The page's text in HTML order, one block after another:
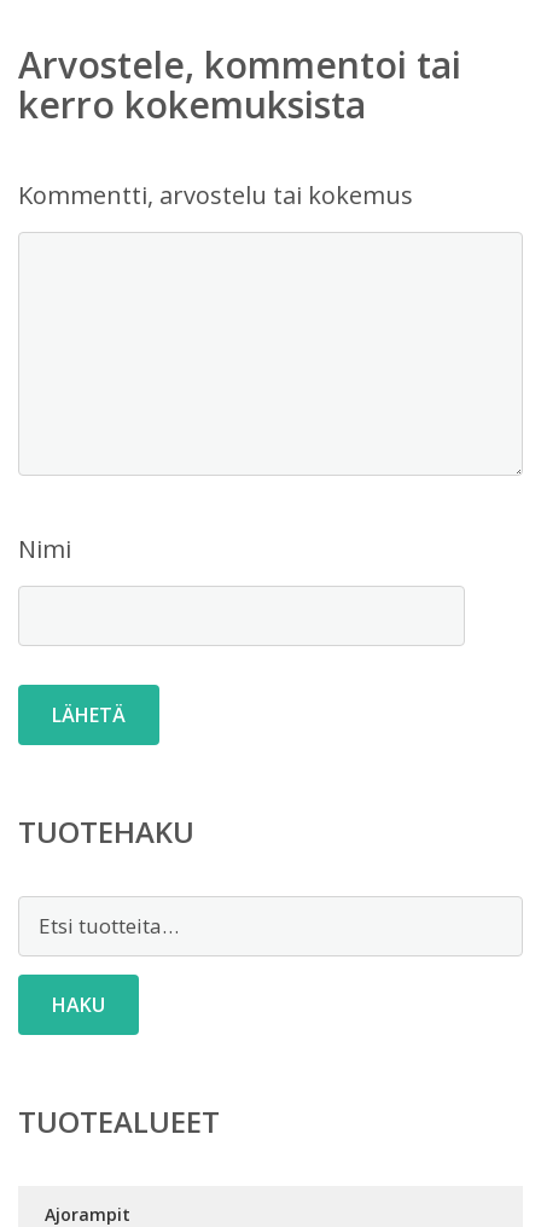
Arvostele, kommentoi tai
kerro kokemuksista
Kommentti, arvostelu tai kokemus
Nimi
TUOTEHAKU
Etsi:
HAKU
TUOTEALUEET
Ajorampit